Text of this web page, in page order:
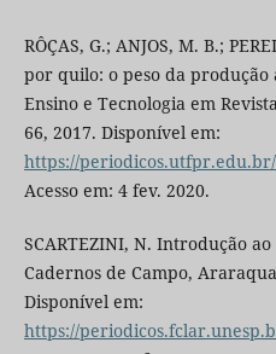
RÔÇAS, G.; ANJOS, M. B.;
por quilo: o peso da produção
Ensino e Tecnologia em
66, 2017. Disponível em:
https://
Acesso em: 4 fev. 2020.
SCARTEZINI, N. Introdução
Cadernos de Campo,
Disponível em:
https://